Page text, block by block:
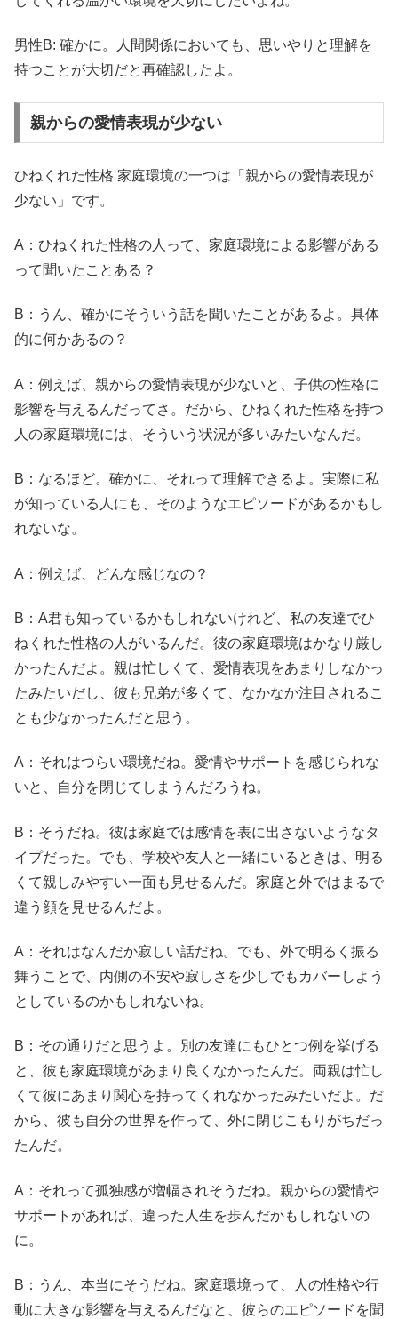
男性B: 確かに。人間関係においても、思いやりと理解を
持つことが大切だと再確認したよ。
親からの愛情表現が少ない
ひねくれた性格 家庭環境の一つは「 親からの愛情表現が
少ない 」です。
A：ひねくれた性格の人って、家庭環境による影響がある
って聞いたことある？
B：うん、確かにそういう話を聞いたことがあるよ。具体
的に何かあるの？
A：例えば、親からの愛情表現が少ないと、子供の性格に
影響を与えるんだってさ。だから、ひねくれた性格を持つ
人の家庭環境には、そういう状況が多いみたいなんだ。
B：なるほど。確かに、それって理解できるよ。実際に私
が知っている人にも、そのようなエピソードがあるかもし
れないな。
A：例えば、どんな感じなの？
B：A君も知っているかもしれないけれど、私の友達でひ
ねくれた性格の人がいるんだ。彼の家庭環境はかなり厳し
かったんだよ。親は忙しくて、愛情表現をあまりしなかっ
たみたいだし、彼も兄弟が多くて、なかなか注目されるこ
とも少なかったんだと思う。
A：それはつらい環境だね。愛情やサポートを感じられな
いと、自分を閉じてしまうんだろうね。
B：そうだね。彼は家庭では感情を表に出さないようなタ
イプだった。でも、学校や友人と一緒にいるときは、明る
くて親しみやすい一面も見せるんだ。家庭と外ではまるで
違う顔を見せるんだよ。
A：それはなんだか寂しい話だね。でも、外で明るく振る
舞うことで、内側の不安や寂しさを少しでもカバーしよう
としているのかもしれないね。
B：その通りだと思うよ。別の友達にもひとつ例を挙げる
と、彼も家庭環境があまり良くなかったんだ。両親は忙し
くて彼にあまり関心を持ってくれなかったみたいだよ。だ
から、彼も自分の世界を作って、外に閉じこもりがちだっ
たんだ。
A：それって孤独感が増幅されそうだね。親からの愛情や
サポートがあれば、違った人生を歩んだかもしれないの
に。
B：うん、本当にそうだね。家庭環境って、人の性格や行
動に大きな影響を与えるんだなと、彼らのエピソードを聞